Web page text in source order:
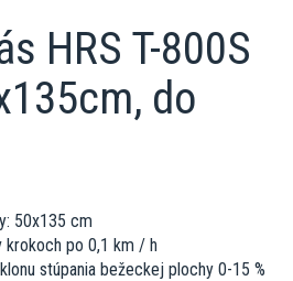
HRS T-800S
do
50x135 cm
po 0,1 km / h
stúpania bežeckej plochy 0-15 %